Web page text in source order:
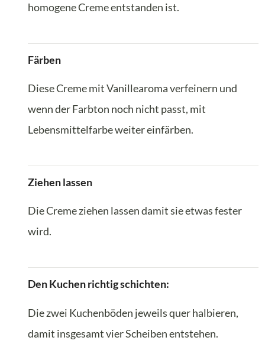
homogene Creme entstanden ist.
Färben
Diese Creme mit Vanillearoma verfeinern und
wenn der Farbton noch nicht passt, mit
Lebensmittelfarbe weiter einfärben.
Ziehen lassen
Die Creme ziehen lassen damit sie etwas fester
wird.
Den Kuchen richtig schichten:
Die zwei Kuchenböden jeweils quer halbieren,
damit insgesamt vier Scheiben entstehen.